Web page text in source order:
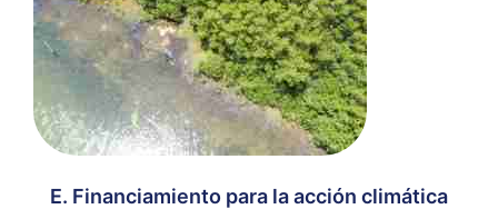
E. Financiamiento para la acción climática